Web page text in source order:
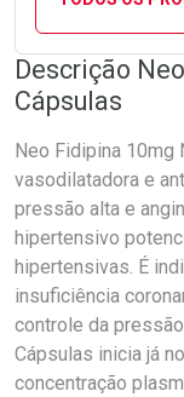
Descrição
Cápsulas
Neo Fidipina 10mg
vasodilatadora e
pressão alta e
hipertensivo
hipertensivas. É
insuficiência
controle da
Cápsulas inicia já
concentração